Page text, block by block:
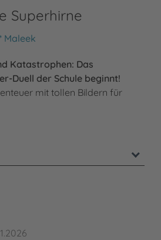
Superhirne
Maleek
Katastrophen: Das
Duell der Schule beginnt!
mit tollen Bildern für